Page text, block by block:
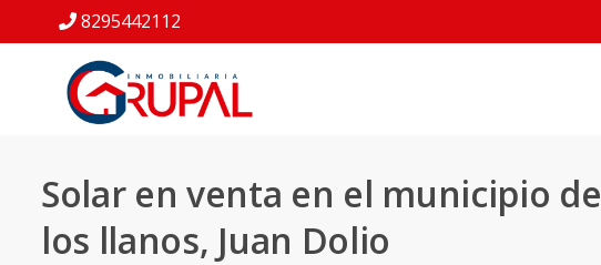
8295442112
Solar en venta en el municipio de
los llanos, Juan Dolio